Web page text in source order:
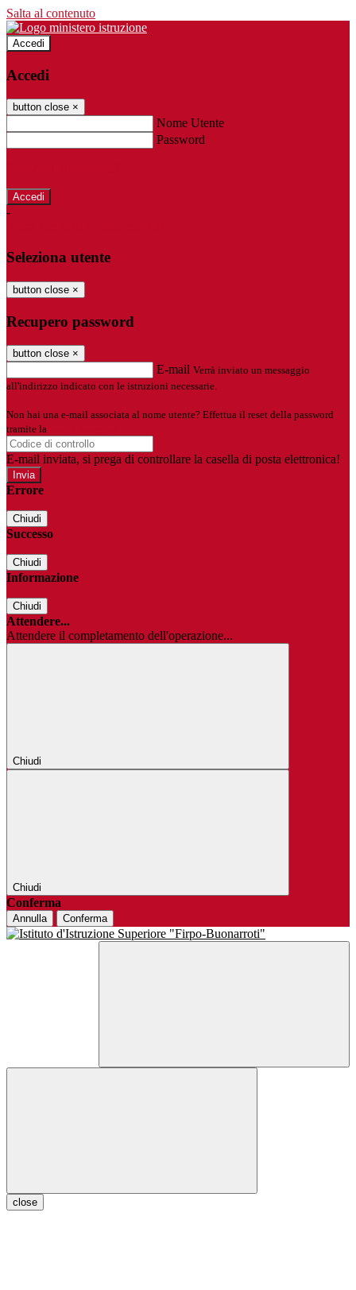
Salta al contenuto
Accedi
Accedi
button close ×
Nome Utente
Password
-
Seleziona utente
button close ×
Recupero password
button close ×
E-mail Verrà inviato un messaggio
all'indirizzo indicato con le istruzioni necessarie.
Non hai una e-mail associata al nome utente? Effettua il reset della password
tramite la
E-mail inviata, si prega di controllare la casella di posta elettronica!
Errore
Chiudi
Successo
Chiudi
Informazione
Chiudi
Attendere...
Attendere il completamento dell'operazione...
Chiudi
Chiudi
Conferma
Annulla Conferma
close